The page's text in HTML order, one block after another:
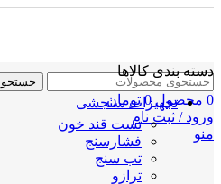
جستجو
0 محصول 0 تومان
ورود / ثبت نام
منو
دسته بندی کالاها
تجهیزات سنجشی
تست قند خون
فشارسنج
تب سنج
ترازو